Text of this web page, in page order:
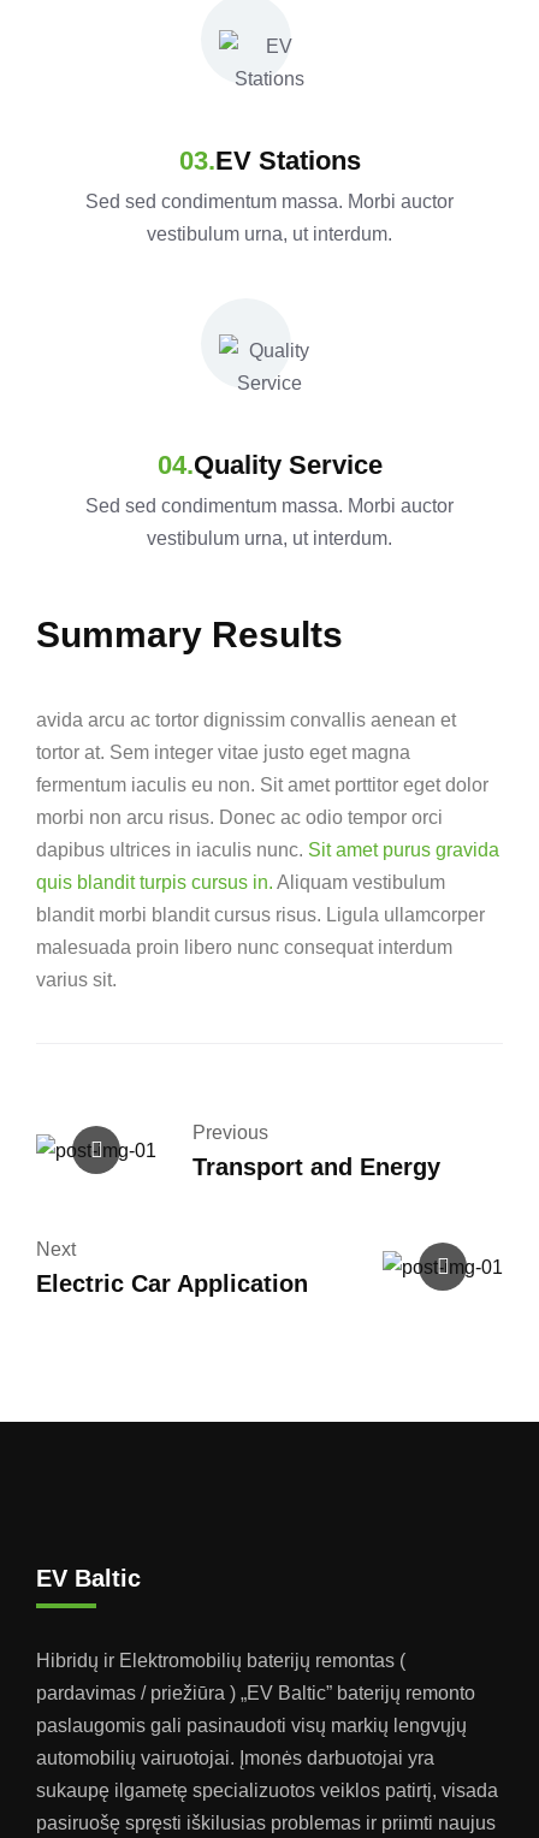
EV Stations
Sed sed condimentum massa. Morbi auctor
vestibulum urna, ut interdum.
Quality Service
Sed sed condimentum massa. Morbi auctor
vestibulum urna, ut interdum.
Summary Results
avida arcu ac tortor dignissim convallis aenean et
tortor at. Sem integer vitae justo eget magna
fermentum iaculis eu non. Sit amet porttitor eget dolor
morbi non arcu risus. Donec ac odio tempor orci
dapibus ultrices in iaculis nunc. Sit amet purus gravida
quis blandit turpis cursus in. Aliquam vestibulum
blandit morbi blandit cursus risus. Ligula ullamcorper
malesuada proin libero nunc consequat interdum
varius sit.
Previous
Transport and Energy
Next
Electric Car Application
EV Baltic
Hibridų ir Elektromobilių baterijų remontas (
pardavimas / priežiūra ) „EV Baltic” baterijų remonto
paslaugomis gali pasinaudoti visų markių lengvųjų
automobilių vairuotojai. Įmonės darbuotojai yra
sukaupę ilgametę specializuotos veiklos patirtį, visada
pasiruošę spręsti iškilusias problemas ir priimti naujus